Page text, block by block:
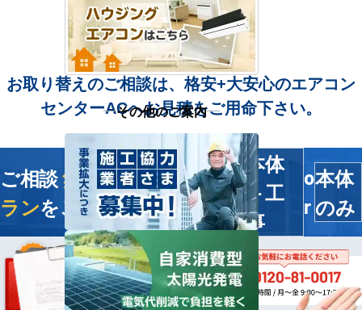
お取り替えのご相談は、格安+大安心のエアコン
センターACへお見積をご用命下さい。
ご相談無料！今すぐ最適プ
ランをご提案します
本体
＋工
事
o
r
本体
のみ
その他のご案内